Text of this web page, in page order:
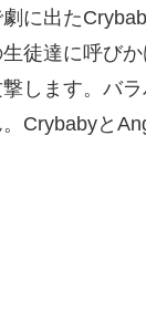
に出た
徒達に呼び
します。バ
Crybabyと